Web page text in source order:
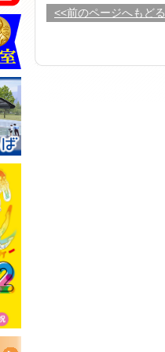
<<前のページへもどる